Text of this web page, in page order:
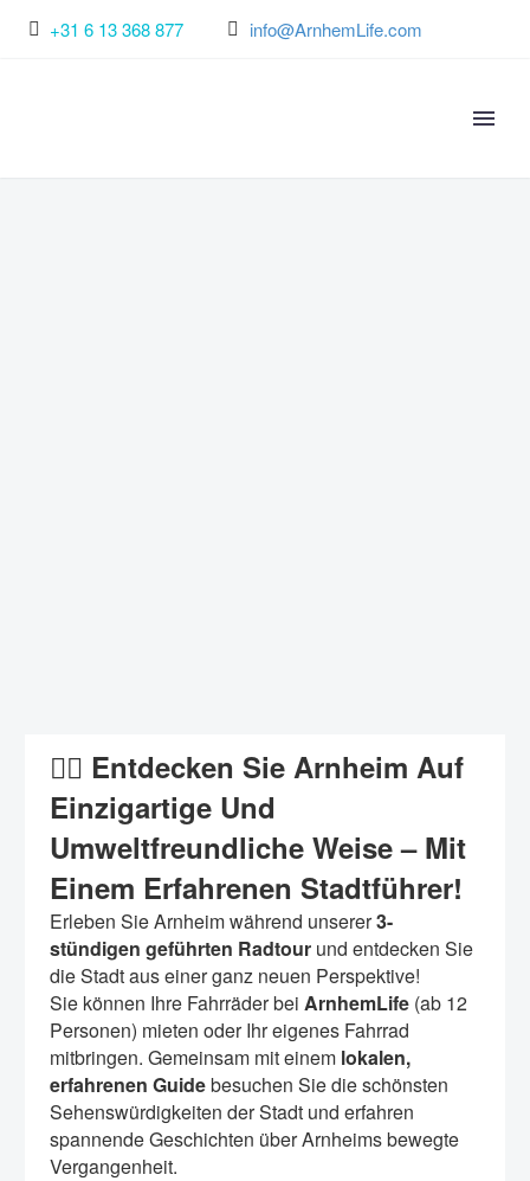
+31 6 13 368 877 info@ArnhemLife.com
🚴‍♀️ Entdecken Sie Arnheim Auf
Einzigartige Und
Umweltfreundliche Weise – Mit
Einem Erfahrenen Stadtführer!
Erleben Sie Arnheim während unserer3-
stündigen geführten Radtour und entdecken Sie
die Stadt aus einer ganz neuen Perspektive!
Sie können Ihre Fahrräder bei ArnhemLife (ab 12
Personen) mieten oder Ihr eigenes Fahrrad
mitbringen. Gemeinsam mit einem lokalen,
erfahrenen Guidebesuchen Sie die schönsten
Sehenswürdigkeiten der Stadt und erfahren
spannende Geschichten über Arnheims bewegte
Vergangenheit.